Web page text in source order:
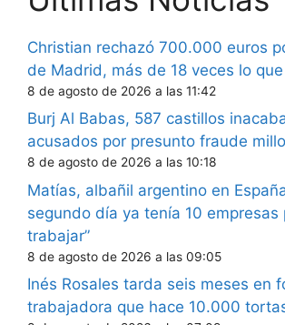
Christian rechazó 700.000 euros
de Madrid, más de 18 veces lo
8 de agosto de 2026 a las 11:42
Burj Al Babas, 587 castillos
acusados por presunto fraude
8 de agosto de 2026 a las 10:18
Matías, albañil argentino en
segundo día ya tenía 10 empresas
trabajar”
8 de agosto de 2026 a las 09:05
Inés Rosales tarda seis meses en
trabajadora que hace 10.000